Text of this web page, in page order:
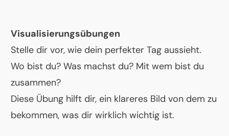
Visualisierungsübungen
Stelle dir vor, wie dein perfekter Tag aussieht.
Wo bist du? Was machst du? Mit wem bist du
zusammen?
Diese Übung hilft dir, ein klareres Bild von dem zu
bekommen, was dir wirklich wichtig ist.